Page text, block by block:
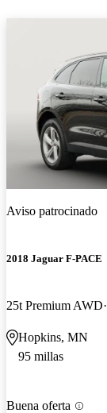
Aviso patrocinado
2018 Jaguar F-PACE
25t Premium AWD
Hopkins, MN
95 millas
Buena oferta